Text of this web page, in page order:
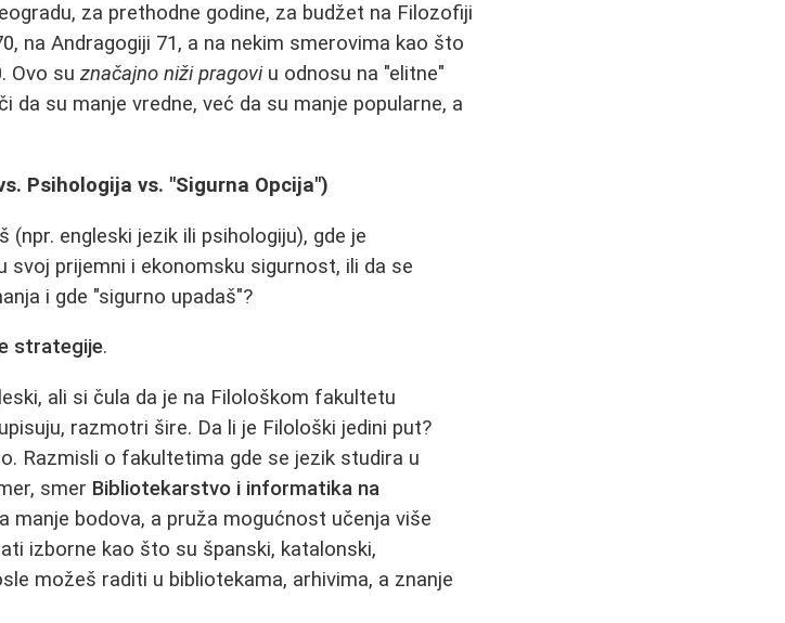
za prethodne godine, za budžet na Filozofiji
na Andragogiji 71, a na nekim smerovima kao što
Ovo suznačajno niži pragoviu odnosu na "elitne"
su manje vredne, već da su manje popularne, a
Psihologija vs. "Sigurna Opcija")
engleski jezik ili psihologiju), gde je
svoj prijemni i ekonomsku sigurnost, ili da se
i gde "sigurno upadaš"?
strategije.
ali si čula da je na Filološkom fakultetu
razmotri šire. Da li je Filološki jedini put?
Razmisli o fakultetima gde se jezik studira u
smer Bibliotekarstvo i informatika na
manje bodova, a pruža mogućnost učenja više
izborne kao što su španski, katalonski,
možeš raditi u bibliotekama, arhivima, a znanje